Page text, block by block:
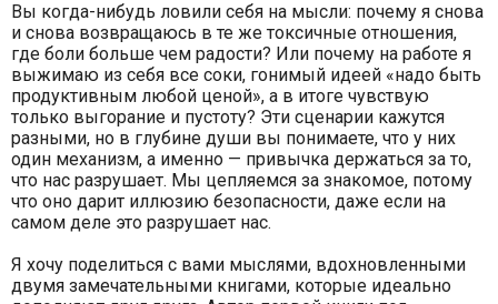
Вы когда-нибудь ловили себя на мысли: почему я снова
и снова возвращаюсь в те же токсичные отношения,
где боли больше чем радости? Или почему на работе я
выжимаю из себя все соки, гонимый идеей «надо быть
продуктивным любой ценой», а в итоге чувствую
только выгорание и пустоту? Эти сценарии кажутся
разными, но в глубине души вы понимаете, что у них
один механизм, а именно — привычка держаться за то,
что нас разрушает. Мы цепляемся за знакомое, потому
что оно дарит иллюзию безопасности, даже если на
самом деле это разрушает нас.
Я хочу поделиться с вами мыслями, вдохновленными
двумя замечательными книгами, которые идеально